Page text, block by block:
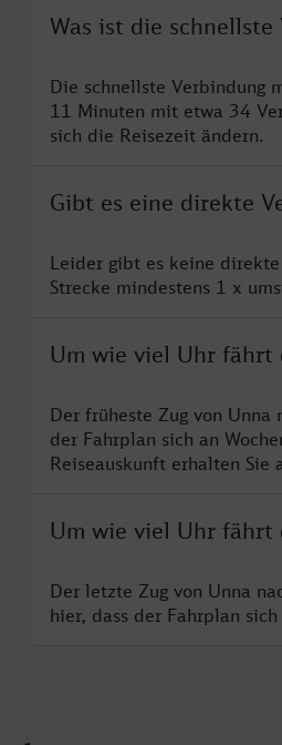
Was ist die
Die schnellste Verbindung
11 Minuten mit etwa 34
sich die Reisezeit ändern.
Gibt es eine direkte
Leider gibt es keine
Strecke mindestens 1 x
Um wie viel Uhr fährt
Der früheste Zug von
der Fahrplan sich an
Reiseauskunft erhalten
Um wie viel Uhr fährt
Der letzte Zug von Unna
hier, dass der Fahrplan